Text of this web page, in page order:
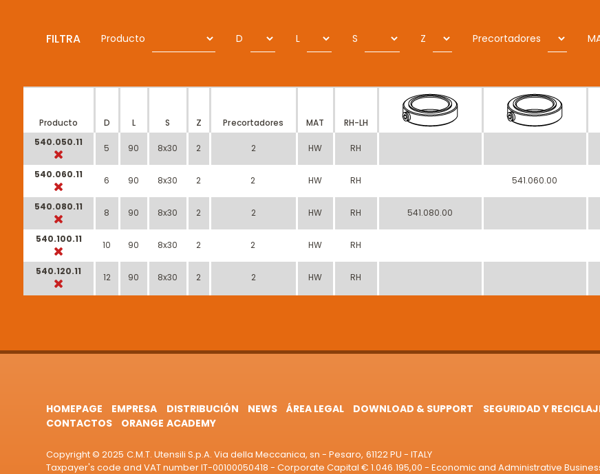
FILTRA Producto D L S Z Precortadores
Producto D L S Z Precortadores MAT
RH-LH
540.050.11
5 90 8x30 2 2 HW RH
540.060.11
6 90 8x30 2 2 HW RH 541.060.00
540.080.11
8 90 8x30 2 2 HW RH 541.080.00
540.100.11
10 90 8x30 2 2 HW RH
540.120.11
12 90 8x30 2 2 HW RH
HOMEPAGE EMPRESA DISTRIBUCIÓN NEWS ÁREA LEGAL DOWNLOAD & SUPPORT SEGURIDAD Y
CONTACTOS
ORANGE ACADEMY
Copyright © 2025 C.M.T. Utensili S.p.A. Via della Meccanica, sn - Pesaro, 61122 PU - ITALY
Taxpayer's code and VAT number IT-00100050418 - Corporate Capital € 1.046.195,00 - Economic and Administrative Business